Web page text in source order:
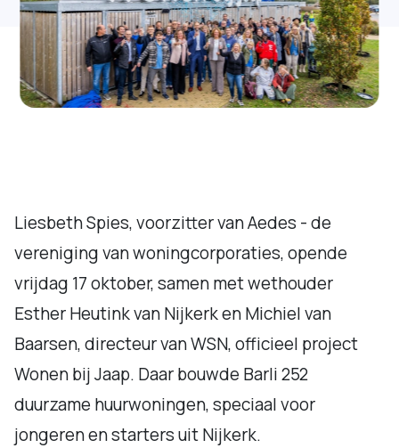
Liesbeth Spies, voorzitter van Aedes - de
vereniging van woningcorporaties, opende
vrijdag 17 oktober, samen met wethouder
Esther Heutink van Nijkerk en Michiel van
Baarsen, directeur van WSN, officieel project
Wonen bij Jaap. Daar bouwde Barli 252
duurzame huurwoningen, speciaal voor
jongeren en starters uit Nijkerk.